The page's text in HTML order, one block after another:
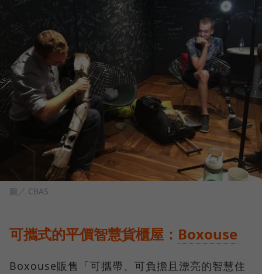
圖／ CBAS
可攜式的平價智慧貨櫃屋： Boxouse
Boxouse販售「可攜帶、可負擔且漂亮的智慧住